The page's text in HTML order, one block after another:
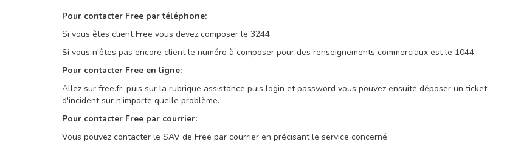
Pour contacter Free par téléphone:
Si vous êtes client Free vous devez composer le 3244
Si vous n'êtes pas encore client le numéro à composer pour des renseignements commerciaux est le 1044.
Pour contacter Free en ligne:
Allez sur free.fr, puis sur la rubrique assistance puis login et password vous pouvez ensuite déposer un ticket
d'incident sur n'importe quelle problème.
Pour contacter Free par courrier:
Vous pouvez contacter le SAV de Free par courrier en précisant le service concerné.